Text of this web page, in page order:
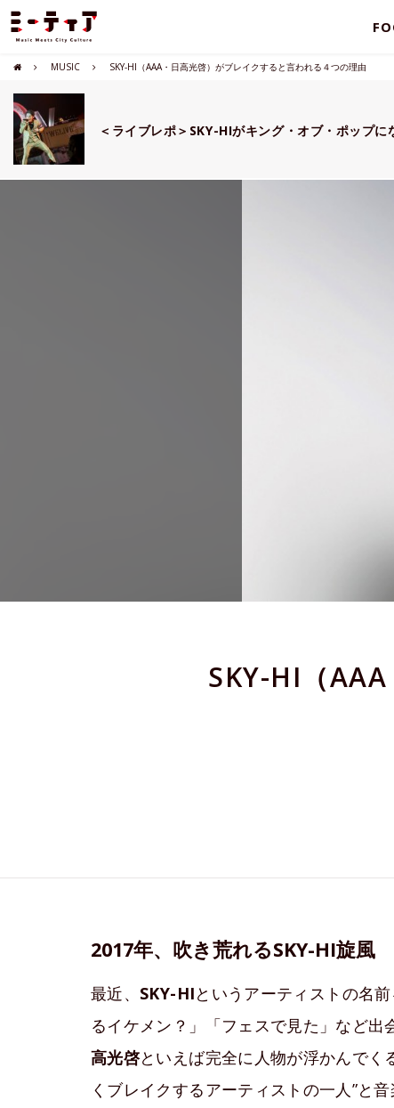
MUSIC SKY-HI（AAA・日高光啓）がブレイクすると言われる４つの理由
＜ライブレポ＞SKY-HIがキング・オブ・ポップに
SKY-HI（
2017年、吹き荒れるSKY-HI旋風
最近、 SKY-HIというアーティストの名
るイケメン？」「フェスで見た」など出
高光啓といえば完全に人物が浮かんでく
くブレイクするアーティストの一人”と